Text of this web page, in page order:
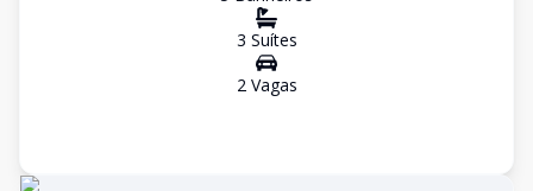
3 Suítes
2Vagas